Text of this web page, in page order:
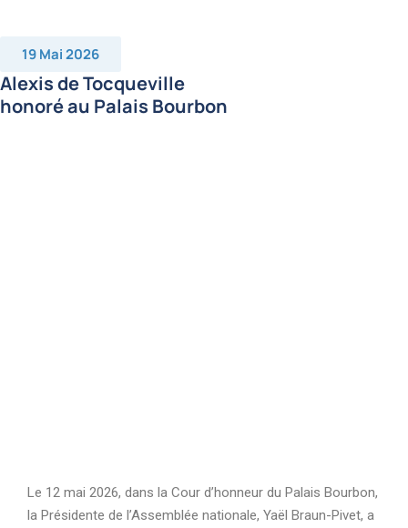
19 Mai 2026
Alexis de Tocqueville
honoré au Palais Bourbon
Le 12 mai 2026, dans la Cour d’honneur du Palais Bourbon,
la Présidente de l’Assemblée nationale, Yaël Braun-Pivet, a